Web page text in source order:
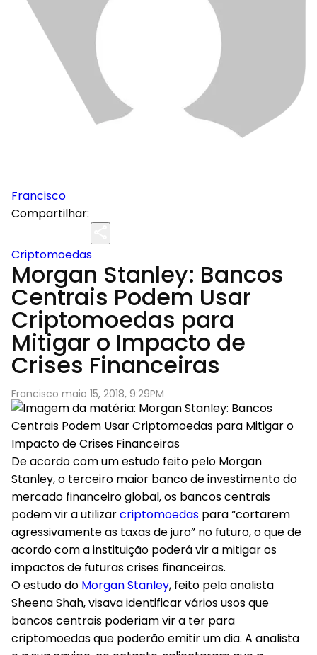
Francisco
Compartilhar:
Criptomoedas
Morgan Stanley: Bancos
Centrais Podem Usar
Criptomoedas para
Mitigar o Impacto de
Crises Financeiras
Francisco maio 15, 2018, 9:29PM
De acordo com um estudo feito pelo Morgan
Stanley, o terceiro maior banco de investimento do
mercado financeiro global, os bancos centrais
podem vir a utilizarcriptomoedas para “cortarem
agressivamente as taxas de juro” no futuro, o que de
acordo com a instituição poderá vir a mitigar os
impactos de futuras crises financeiras.
O estudo do Morgan Stanley, feito pela analista
Sheena Shah, visava identificar vários usos que
bancos centrais poderiam vir a ter para
criptomoedas que poderão emitir um dia. A analista